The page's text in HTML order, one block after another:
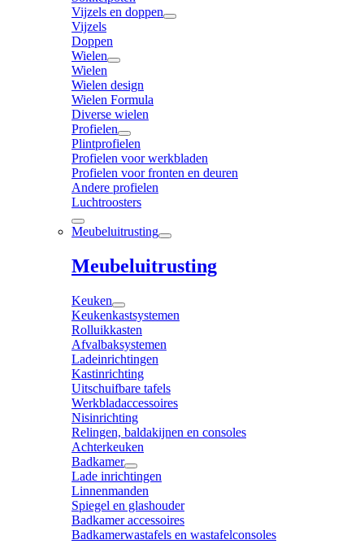
Vijzels en doppen
Vijzels
Doppen
Wielen
Wielen
Wielen design
Wielen Formula
Diverse wielen
Profielen
Plintprofielen
Profielen voor werkbladen
Profielen voor fronten en deuren
Andere profielen
Luchtroosters
Meubeluitrusting
Meubeluitrusting
Keuken
Keukenkastsystemen
Rolluikkasten
Afvalbaksystemen
Ladeinrichtingen
Kastinrichting
Uitschuifbare tafels
Werkbladaccessoires
Nisinrichting
Relingen, baldakijnen en consoles
Achterkeuken
Badkamer
Lade inrichtingen
Linnenmanden
Spiegel en glashouder
Badkamer accessoires
Badkamerwastafels en wastafelconsoles